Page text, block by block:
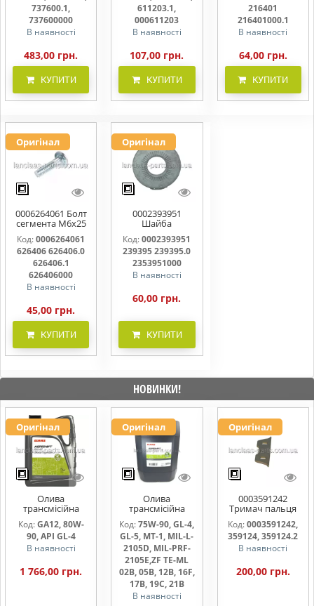
737600000
737600.1,
737600000
В наявності
483,00 грн.
КУПИТИ
000611203
611203.1,
000611203
В наявності
107,00 грн.
КУПИТИ
216401000
216401
216401000.1
В наявності
64,00 грн.
КУПИТИ
Оригінал
0006264061 Болт
сегмента М6х25
626406 626406.0
626406.1
626406000
Код:0006264061
626406 626406.0
626406.1
626406000
В наявності
45,00 грн.
КУПИТИ
Оригінал
0002393951
Шайба
контактна 239395
239395.0
2353951000
Код: 0002393951
239395 239395.0
2353951000
В наявності
60,00 грн.
КУПИТИ
НОВИНКИ!
Оригінал
Олива
трансмісійна
AGRISHIFT GA12 5
л
Код:GA12, 80W-
90, API GL-4
В наявності
1 766,00 грн.
Оригінал
Олива
трансмісійна
AGRISHIFT SYN FE
75W90 20л
Код: 75W-90, GL-4,
GL-5, MT-1, MIL-L-
2105D, MIL-PRF-
2105E,ZF TE-ML
02B, 05B, 12B, 16F,
17B, 19C, 21B
В наявності
Оригінал
0003591242
Тримач пальця
жниварки
Код:0003591242,
359124, 359124.2
В наявності
200,00 грн.